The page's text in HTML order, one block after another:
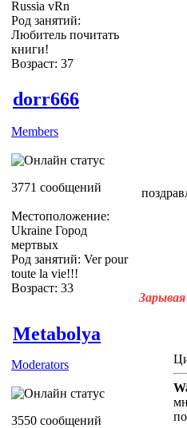
Russia vRn
Род занятий:
Любитель почитать
книги!
Возраст: 37
dorr666
Members
3771 сообщений
Местоположение:
Ukraine Город
мертвых
Род занятий: Ver pour
toute la vie!!!
Возраст: 33
Metabolya
Moderators
3550 сообщений